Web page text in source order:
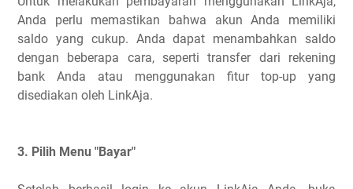
Anda perlu memastikan bahwa akun Anda memiliki
saldo yang cukup. Anda dapat menambahkan saldo
dengan beberapa cara, seperti transfer dari rekening
bank Anda atau menggunakan fitur top-up yang
disediakan oleh LinkAja.
3. Pilih Menu "Bayar"